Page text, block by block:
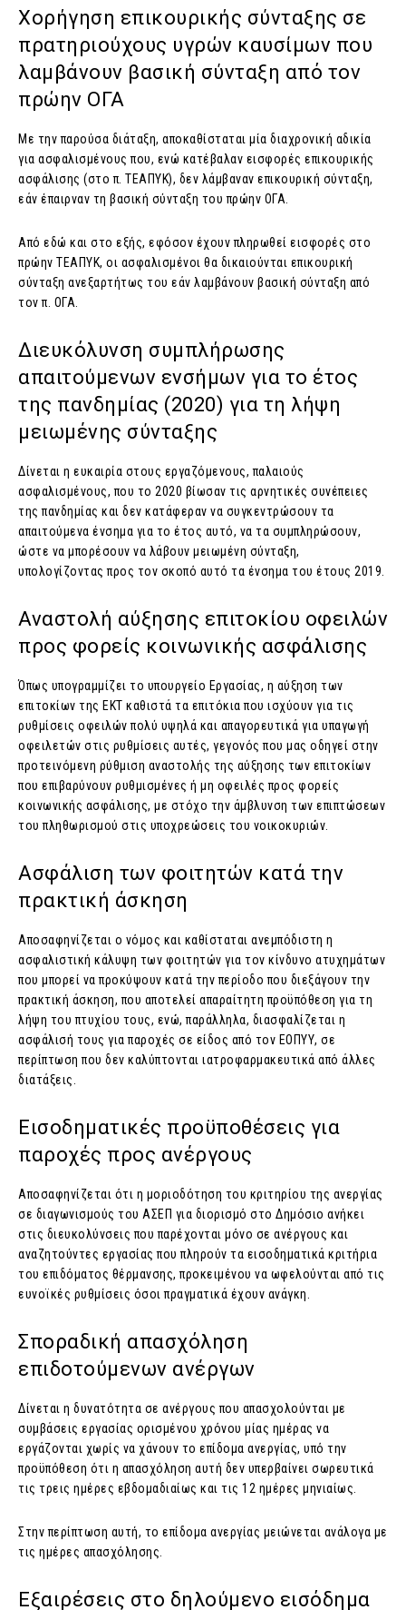
Χορήγηση επικουρικής σύνταξης σε
πρατηριούχους υγρών καυσίμων που
λαμβάνουν βασική σύνταξη από τον
πρώην ΟΓΑ
Με την παρούσα διάταξη, αποκαθίσταται μία διαχρονική αδικία
για ασφαλισμένους που, ενώ κατέβαλαν εισφορές επικουρικής
ασφάλισης (στο π. ΤΕΑΠΥΚ), δεν λάμβαναν επικουρική σύνταξη,
εάν έπαιρναν τη βασική σύνταξη του πρώην ΟΓΑ.
Από εδώ και στο εξής, εφόσον έχουν πληρωθεί εισφορές στο
πρώην ΤΕΑΠΥΚ, οι ασφαλισμένοι θα δικαιούνται επικουρική
σύνταξη ανεξαρτήτως του εάν λαμβάνουν βασική σύνταξη από
τον π. ΟΓΑ.
Διευκόλυνση συμπλήρωσης
απαιτούμενων ενσήμων για το έτος
της πανδημίας (2020) για τη λήψη
μειωμένης σύνταξης
Δίνεται η ευκαιρία στους εργαζόμενους, παλαιούς
ασφαλισμένους, που το 2020 βίωσαν τις αρνητικές συνέπειες
της πανδημίας και δεν κατάφεραν να συγκεντρώσουν τα
απαιτούμενα ένσημα για το έτος αυτό, να τα συμπληρώσουν,
ώστε να μπορέσουν να λάβουν μειωμένη σύνταξη,
υπολογίζοντας προς τον σκοπό αυτό τα ένσημα του έτους 2019.
Αναστολή αύξησης επιτοκίου οφειλών
προς φορείς κοινωνικής ασφάλισης
Όπως υπογραμμίζει το υπουργείο Εργασίας, η αύξηση των
επιτοκίων της ΕΚΤ καθιστά τα επιτόκια που ισχύουν για τις
ρυθμίσεις οφειλών πολύ υψηλά και απαγορευτικά για υπαγωγή
οφειλετών στις ρυθμίσεις αυτές, γεγονός που μας οδηγεί στην
προτεινόμενη ρύθμιση αναστολής της αύξησης των επιτοκίων
που επιβαρύνουν ρυθμισμένες ή μη οφειλές προς φορείς
κοινωνικής ασφάλισης, με στόχο την άμβλυνση των επιπτώσεων
του πληθωρισμού στις υποχρεώσεις του νοικοκυριών.
Ασφάλιση των φοιτητών κατά την
πρακτική άσκηση
Αποσαφηνίζεται ο νόμος και καθίσταται ανεμπόδιστη η
ασφαλιστική κάλυψη των φοιτητών για τον κίνδυνο ατυχημάτων
που μπορεί να προκύψουν κατά την περίοδο που διεξάγουν την
πρακτική άσκηση, που αποτελεί απαραίτητη προϋπόθεση για τη
λήψη του πτυχίου τους, ενώ, παράλληλα, διασφαλίζεται η
ασφάλισή τους για παροχές σε είδος από τον ΕΟΠΥΥ, σε
περίπτωση που δεν καλύπτονται ιατροφαρμακευτικά από άλλες
διατάξεις.
Εισοδηματικές προϋποθέσεις για
παροχές προς ανέργους
Αποσαφηνίζεται ότι η μοριοδότηση του κριτηρίου της ανεργίας
σε διαγωνισμούς του ΑΣΕΠ για διορισμό στο Δημόσιο ανήκει
στις διευκολύνσεις που παρέχονται μόνο σε ανέργους και
αναζητούντες εργασίας που πληρούν τα εισοδηματικά κριτήρια
του επιδόματος θέρμανσης, προκειμένου να ωφελούνται από τις
ευνοϊκές ρυθμίσεις όσοι πραγματικά έχουν ανάγκη.
Σποραδική απασχόληση
επιδοτούμενων ανέργων
Δίνεται η δυνατότητα σε ανέργους που απασχολούνται με
συμβάσεις εργασίας ορισμένου χρόνου μίας ημέρας να
εργάζονται χωρίς να χάνουν το επίδομα ανεργίας, υπό την
προϋπόθεση ότι η απασχόληση αυτή δεν υπερβαίνει σωρευτικά
τις τρεις ημέρες εβδομαδιαίως και τις 12 ημέρες μηνιαίως.
Στην περίπτωση αυτή, το επίδομα ανεργίας μειώνεται ανάλογα με
τις ημέρες απασχόλησης.
Εξαιρέσεις στο δηλούμενο εισόδημα